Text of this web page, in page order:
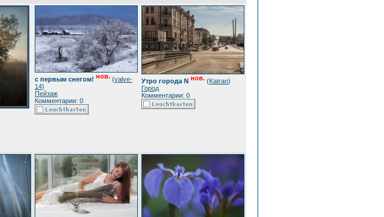
с первым снегом! нов. (valve-
14)
Пейзаж
Комментарии: 0
Утро города N нов. (Katran)
Город
Комментарии: 0